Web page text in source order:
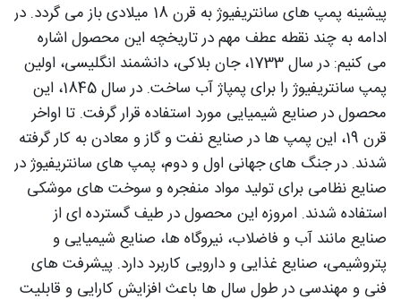
پیشینه پمپ های سانتریفیوژ به قرن 18 میلادی باز می گردد. در
ادامه به چند نقطه عطف مهم در تاریخچه این محصول اشاره
می کنیم: در سال 1733، جان بلاکی، دانشمند انگلیسی، اولین
پمپ سانتریفیوژ را برای پمپاژ آب ساخت. در سال 1845، این
محصول در صنایع شیمیایی مورد استفاده قرار گرفت. تا اواخر
قرن 19، این پمپ ها در صنایع نفت و گاز و معادن به کار گرفته
شدند. در جنگ های جهانی اول و دوم، پمپ های سانتریفیوژ در
صنایع نظامی برای تولید مواد منفجره و سوخت های موشکی
استفاده شدند. امروزه این محصول در طیف گسترده ای از
صنایع مانند آب و فاضلاب، نیروگاه ها، صنایع شیمیایی و
پتروشیمی، صنایع غذایی و دارویی کاربرد دارد. پیشرفت های
فنی و مهندسی در طول سال ها باعث افزایش کارایی و قابلیت